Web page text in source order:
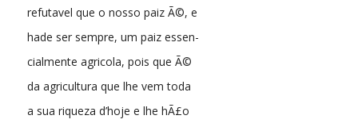
refutavel que o nosso paiz Ã©, e
hade ser sempre, um paiz essen-
cialmente agricola, pois que Ã©
da agricultura que lhe vem toda
a sua riqueza d’hoje e lhe hÃ£o